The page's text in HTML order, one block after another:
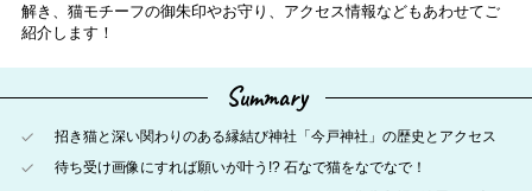
解き、猫モチーフの御朱印やお守り、アクセス情報などもあわせてご
紹介します！
Summary
招き猫と深い関わりのある縁結び神社「今戸神社」の歴史とアクセス
待ち受け画像にすれば願いが叶う!? 石なで猫をなでなで！